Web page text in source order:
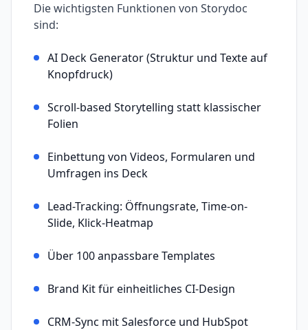
Die wichtigsten Funktionen von Storydoc
sind:
AI Deck Generator (Struktur und Texte auf
Knopfdruck)
Scroll-based Storytelling statt klassischer
Folien
Einbettung von Videos, Formularen und
Umfragen ins Deck
Lead-Tracking: Öffnungsrate, Time-on-
Slide, Klick-Heatmap
Über 100 anpassbare Templates
Brand Kit für einheitliches CI-Design
CRM-Sync mit Salesforce und HubSpot